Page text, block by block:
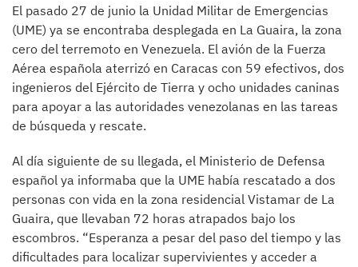
El pasado 27 de junio la Unidad Militar de Emergencias
(UME) ya se encontraba desplegada en La Guaira, la zona
cero del terremoto en Venezuela. El avión de la Fuerza
Aérea española aterrizó en Caracas con 59 efectivos, dos
ingenieros del Ejército de Tierra y ocho unidades caninas
para apoyar a las autoridades venezolanas en las tareas
de búsqueda y rescate.
Al día siguiente de su llegada, el Ministerio de Defensa
español ya informaba que la UME había rescatado a dos
personas con vida en la zona residencial Vistamar de La
Guaira, que llevaban 72 horas atrapados bajo los
escombros. “Esperanza a pesar del paso del tiempo y las
dificultades para localizar supervivientes y acceder a